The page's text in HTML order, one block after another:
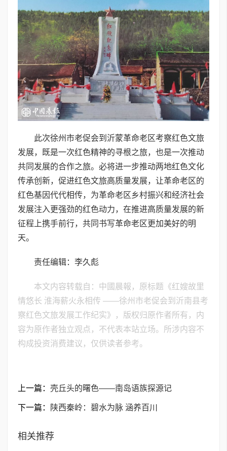
此次徐州市老促会到沂蒙革命老区考察红色文旅
发展，既是一次红色精神的寻根之旅，也是一次推动
共同发展的合作之旅。必将进一步推动两地红色文化
传承创新，促进红色文旅高质量发展，让革命老区的
红色基因代代相传，为革命老区乡村振兴和经济社会
发展注入更强劲的红色动力，在推进高质量发展的新
征程上携手前行，共同书写革命老区更加美好的明
天。
责任编辑：李久彪
本文内容转载自：中國晨報，原标题《红嫂故里
情悠长 淮海薪火永相传 ——徐州市老促会到沂南县考
察红色文旅发展工作纪实》，版权归原作者所有，内
容为原作者独立观点，不代表本站立场。所涉内容不
构成投资消费建议，仅供读者参考。
上一篇： 壳丘头的曙色——南岛语族探源记
下一篇： 陕西秦岭：碧水为脉 涵养百川
相关推荐